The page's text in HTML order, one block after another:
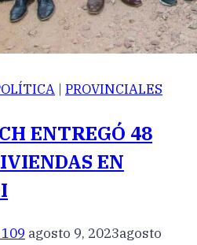
| PROVINCIALES
ENTREGÓ 48
EN
agosto 9, 2023agosto